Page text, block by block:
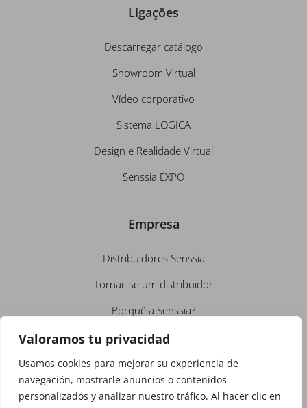
Valoramos tu privacidad
Usamos cookies para mejorar su experiencia de
navegación, mostrarle anuncios o contenidos
personalizados y analizar nuestro tráfico. Al hacer clic en
Ligações
Descarregar catálogo
Showroom Virtual
Vídeo corporativo
Sistema LOGICA
Design e Realidade Virtual
Senssia EXPO
Empresa
Distribuidores Senssia
Tornar-se um distribuidor
Porquê a Senssia?
Conheça-nos
Emprego